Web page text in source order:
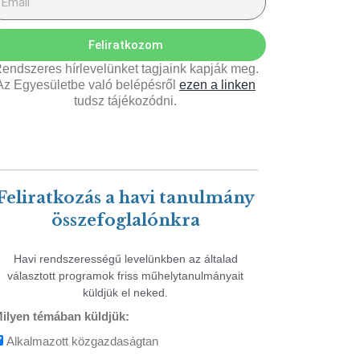
Feliratkozom
hírlevelünket tagjaink kapják meg.
Egyesületbe való belépésről ezen a linken
tudsz tájékozódni.
a havi tanulmány
összefoglalónkra
Havi rendszerességű levelünkben az általad
választott programok friss műhelytanulmányait
küldjük el neked.
témában küldjük:
Alkalmazott közgazdaságtan